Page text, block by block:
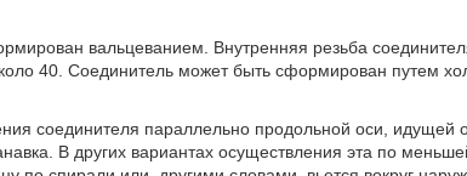
вальцеванием. Внутренняя резьба
40. Соединитель может быть сформирован путем
соединителя параллельно продольной оси, идущей
В других вариантах осуществления эта по